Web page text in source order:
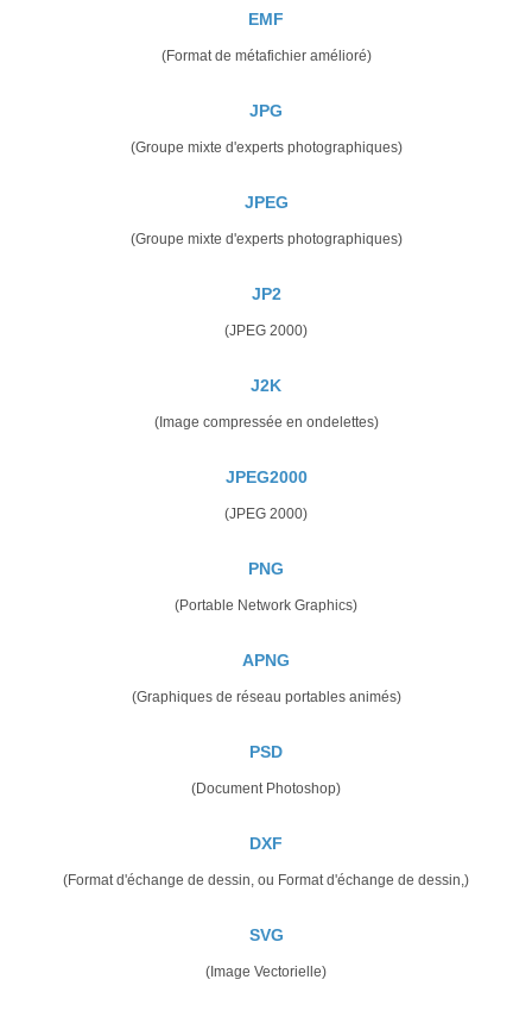
EMF
(Format de métafichier amélioré)
JPG
(Groupe mixte d'experts photographiques)
JPEG
(Groupe mixte d'experts photographiques)
JP2
(JPEG 2000)
J2K
(Image compressée en ondelettes)
JPEG2000
(JPEG 2000)
PNG
(Portable Network Graphics)
APNG
(Graphiques de réseau portables animés)
PSD
(Document Photoshop)
DXF
(Format d'échange de dessin, ou Format d'échange de dessin,)
SVG
(Image Vectorielle)